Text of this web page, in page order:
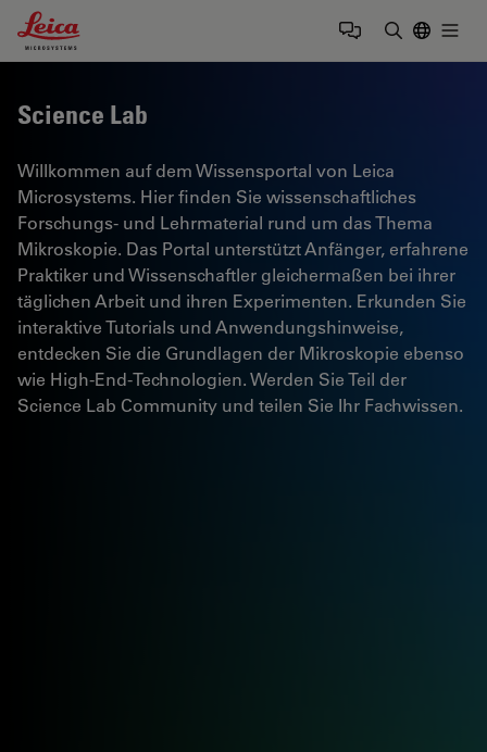
Leica Microsystems Logo
Science Lab
Willkommen auf dem Wissensportal von Leica
Microsystems. Hier finden Sie wissenschaftliches
Forschungs- und Lehrmaterial rund um das Thema
Mikroskopie. Das Portal unterstützt Anfänger, erfahrene
Praktiker und Wissenschaftler gleichermaßen bei ihrer
täglichen Arbeit und ihren Experimenten. Erkunden Sie
interaktive Tutorials und Anwendungshinweise,
entdecken Sie die Grundlagen der Mikroskopie ebenso
wie High-End-Technologien. Werden Sie Teil der
Science Lab Community und teilen Sie Ihr Fachwissen.